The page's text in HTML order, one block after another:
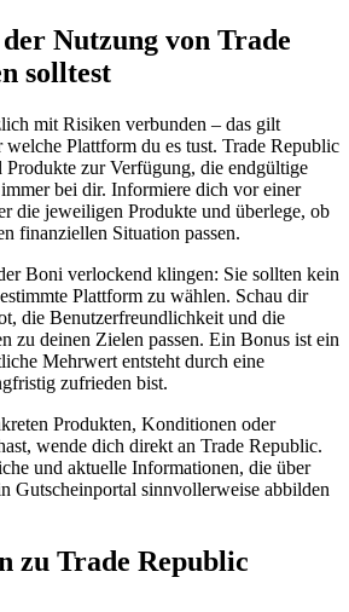
Nutzung von Trade
solltest
mit Risiken verbunden – das gilt
Plattform du es tust. Trade Republic
Produkte zur Verfügung, die endgültige
bei dir. Informiere dich vor einer
die jeweiligen Produkte und überlege, ob
finanziellen Situation passen.
Boni verlockend klingen: Sie sollten kein
Plattform zu wählen. Schau dir
die Benutzerfreundlichkeit und die
zu deinen Zielen passen. Ein Bonus ist ein
Mehrwert entsteht durch eine
zufrieden bist.
Produkten, Konditionen oder
wende dich direkt an Trade Republic.
und aktuelle Informationen, die über
Gutscheinportal sinnvollerweise abbilden
zu Trade Republic